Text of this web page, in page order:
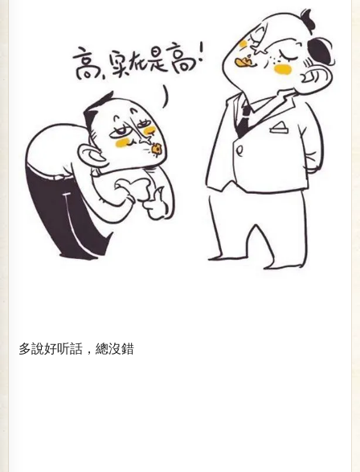
多說好听話，總沒錯